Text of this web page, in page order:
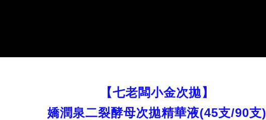
【七老闆小金次拋】
嬌潤泉二裂酵母次拋精華液(45支/90支)